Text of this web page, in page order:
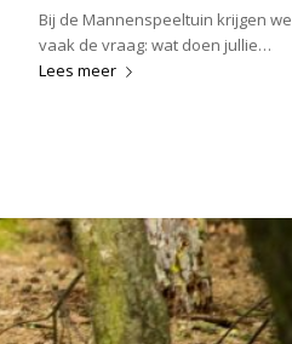
Bij de Mannenspeeltuin krijgen we
vaak de vraag: wat doen jullie…
Lees meer